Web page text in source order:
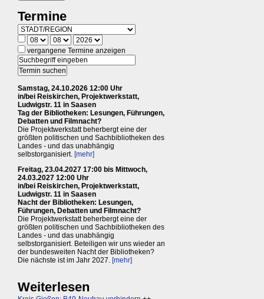
Termine
vergangene Termine anzeigen
Samstag, 24.10.2026 12:00 Uhr
in/bei Reiskirchen, Projektwerkstatt,
Ludwigstr. 11 in Saasen
Tag der Bibliotheken: Lesungen, Führungen,
Debatten und Filmnacht?
Die Projektwerkstatt beherbergt eine der
größten politischen und Sachbibliotheken des
Landes - und das unabhängig
selbstorganisiert. [mehr]
Freitag, 23.04.2027 17:00 bis Mittwoch,
24.03.2027 12:00 Uhr
in/bei Reiskirchen, Projektwerkstatt,
Ludwigstr. 11 in Saasen
Nacht der Bibliotheken: Lesungen,
Führungen, Debatten und Filmnacht?
Die Projektwerkstatt beherbergt eine der
größten politischen und Sachbibliotheken des
Landes - und das unabhängig
selbstorganisiert. Beteiligen wir uns wieder an
der bundesweiten Nacht der Bibliotheken?
Die nächste ist im Jahr 2027. [mehr]
Weiterlesen